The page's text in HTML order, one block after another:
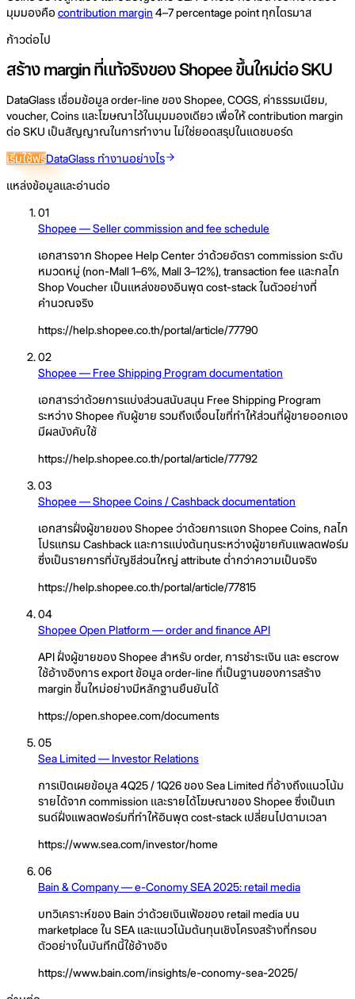
มุมมองคือ contribution margin 4–7 percentage point ทุกไตรมาส
ก้าวต่อไป
สร้าง margin ที่แท้จริงของ Shopee ขึ้นใหม่ต่อ SKU
DataGlass เชื่อมข้อมูล order-line ของ Shopee, COGS, ค่าธรรมเนียม,
voucher, Coins และโฆษณาไว้ในมุมมองเดียว เพื่อให้ contribution margin
ต่อ SKU เป็นสัญญาณในการทำงาน ไม่ใช่ยอดสรุปในแดชบอร์ด
เริ่มใช้ฟรีDataGlass ทำงานอย่างไร
แหล่งข้อมูลและอ่านต่อ
01
Shopee — Seller commission and fee schedule
เอกสารจาก Shopee Help Center ว่าด้วยอัตรา commission ระดับ
หมวดหมู่ (non-Mall 1–6%, Mall 3–12%), transaction fee และกลไก
Shop Voucher เป็นแหล่งของอินพุต cost-stack ในตัวอย่างที่
คำนวณจริง
https://help.shopee.co.th/portal/article/77790
02
Shopee — Free Shipping Program documentation
เอกสารว่าด้วยการแบ่งส่วนสนับสนุน Free Shipping Program
ระหว่าง Shopee กับผู้ขาย รวมถึงเงื่อนไขที่ทำให้ส่วนที่ผู้ขายออกเอง
มีผลบังคับใช้
https://help.shopee.co.th/portal/article/77792
03
Shopee — Shopee Coins / Cashback documentation
เอกสารฝั่งผู้ขายของ Shopee ว่าด้วยการแจก Shopee Coins, กลไก
โปรแกรม Cashback และการแบ่งต้นทุนระหว่างผู้ขายกับแพลตฟอร์ม
ซึ่งเป็นรายการที่บัญชีส่วนใหญ่ attribute ต่ำกว่าความเป็นจริง
https://help.shopee.co.th/portal/article/77815
04
Shopee Open Platform — order and finance API
API ฝั่งผู้ขายของ Shopee สำหรับ order, การชำระเงิน และ escrow
ใช้อ้างอิงการ export ข้อมูล order-line ที่เป็นฐานของการสร้าง
margin ขึ้นใหม่อย่างมีหลักฐานยืนยันได้
https://open.shopee.com/documents
05
Sea Limited — Investor Relations
การเปิดเผยข้อมูล 4Q25 / 1Q26 ของ Sea Limited ที่อ้างถึงแนวโน้ม
รายได้จาก commission และรายได้โฆษณาของ Shopee ซึ่งเป็นเท
รนด์ฝั่งแพลตฟอร์มที่ทำให้อินพุต cost-stack เปลี่ยนไปตามเวลา
https://www.sea.com/investor/home
06
Bain & Company — e-Conomy SEA 2025: retail media
บทวิเคราะห์ของ Bain ว่าด้วยเงินเฟ้อของ retail media บน
marketplace ใน SEA และแนวโน้มต้นทุนเชิงโครงสร้างที่กรอบ
ตัวอย่างในบันทึกนี้ใช้อ้างอิง
https://www.bain.com/insights/e-conomy-sea-2025/